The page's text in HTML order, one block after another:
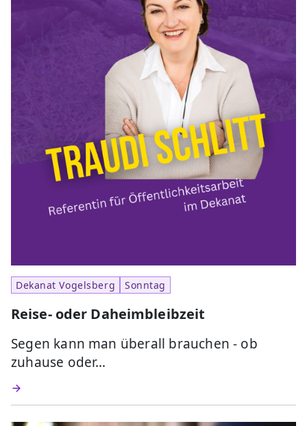
Dekanat Vogelsberg Sonntag
Reise- oder Daheimbleibzeit
Segen kann man überall brauchen - ob
zuhause oder…